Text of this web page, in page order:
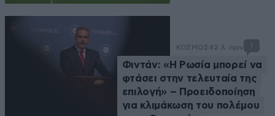
ΚΟΣΜΟΣ42 λ. πριν 1
Φιντάν: «Η Ρωσία μπορεί να
φτάσει στην τελευταία της
επιλογή» – Προειδοποίηση
για κλιμάκωση του πολέμου